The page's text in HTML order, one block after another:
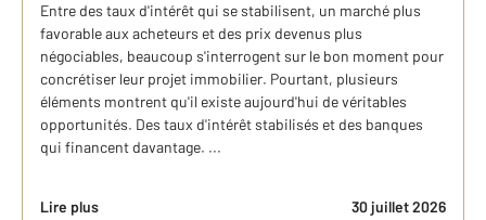
Entre des taux d'intérêt qui se stabilisent, un marché plus
favorable aux acheteurs et des prix devenus plus
négociables, beaucoup s'interrogent sur le bon moment pour
concrétiser leur projet immobilier. Pourtant, plusieurs
éléments montrent qu'il existe aujourd'hui de véritables
opportunités. Des taux d'intérêt stabilisés et des banques
qui financent davantage. ...
Lire plus 30 juillet 2026